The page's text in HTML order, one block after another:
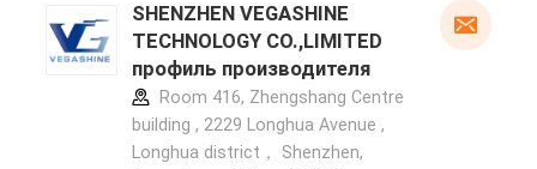
SHENZHEN VEGASHINE
TECHNOLOGY CO.,LIMITED
профиль производителя
Room 416, Zhengshang Centre
building , 2229 Longhua Avenue ,
Longhua district， Shenzhen,